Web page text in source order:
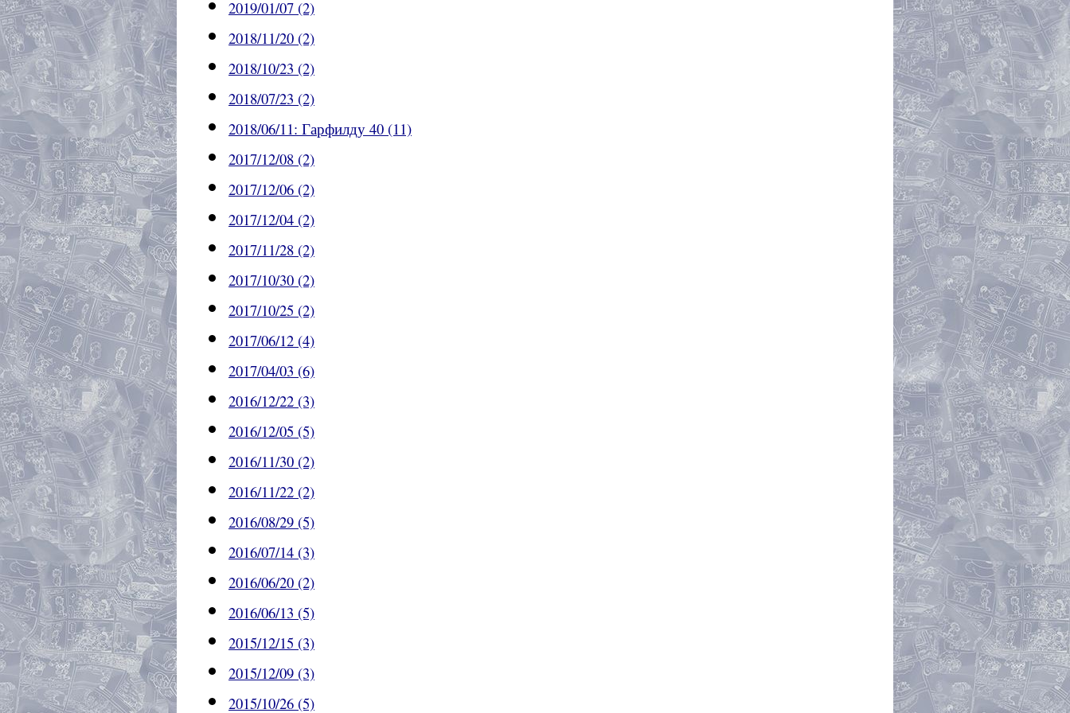
2019/01/07 (2)
2018/11/20 (2)
2018/10/23 (2)
2018/07/23 (2)
2018/06/11: Гарфилду 40 (11)
2017/12/08 (2)
2017/12/06 (2)
2017/12/04 (2)
2017/11/28 (2)
2017/10/30 (2)
2017/10/25 (2)
2017/06/12 (4)
2017/04/03 (6)
2016/12/22 (3)
2016/12/05 (5)
2016/11/30 (2)
2016/11/22 (2)
2016/08/29 (5)
2016/07/14 (3)
2016/06/20 (2)
2016/06/13 (5)
2015/12/15 (3)
2015/12/09 (3)
2015/10/26 (5)